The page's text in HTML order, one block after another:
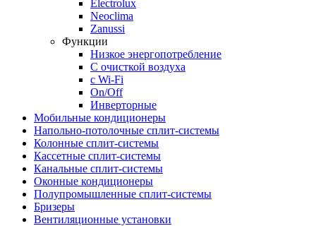
Electrolux
Neoclima
Zanussi
Функции
Низкое энергопотребление
С очисткой воздуха
с Wi-Fi
On/Off
Инверторные
Мобильные кондиционеры
Напольно-потолоч​ные ​сплит-системы
Колонные ​​сплит-системы
Кассетные сплит-системы
Канальные сплит-системы
Оконные кондиционеры
Полупромышленные сплит-системы
Бризеры
Вентиляционные установки